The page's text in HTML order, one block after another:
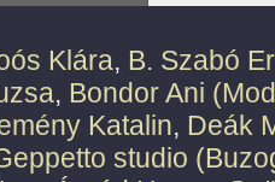
Klára, B. Szabó
, Bondor Ani
Katalin, Deák
studio